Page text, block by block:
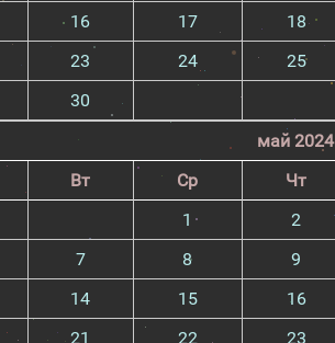
16 17 18
23 24 25
30
май 2024
Вт Ср Чт
1
2
7 8 9
14 15 16
21 22 23